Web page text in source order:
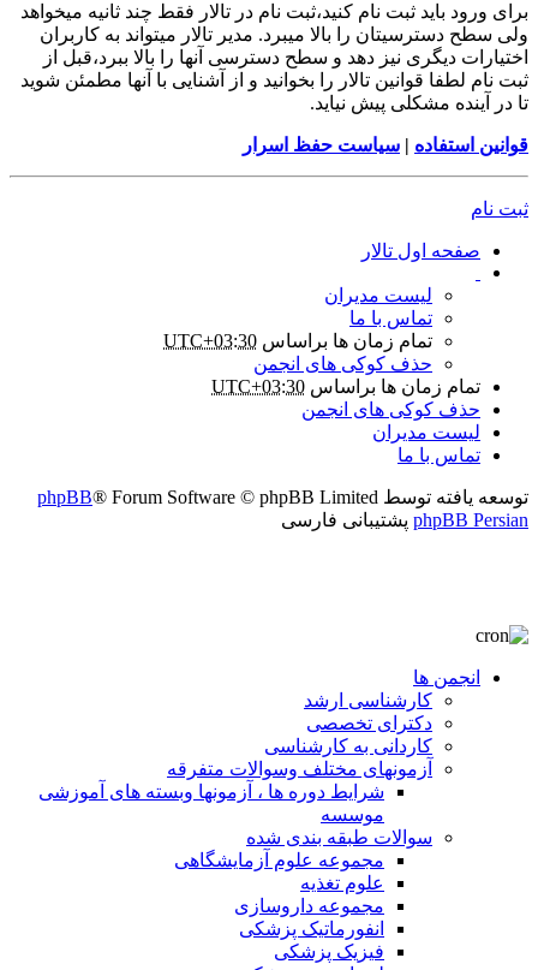
برای ورود باید ثبت نام کنید،ثبت نام در تالار فقط چند ثانیه میخواهد
ولی سطح دسترسیتان را بالا میبرد. مدیر تالار میتواند به کاربران
اختیارات دیگری نیز دهد و سطح دسترسی آنها را بالا ببرد،قبل از
ثبت نام لطفا قوانین تالار را بخوانید و از آشنایی با آنها مطمئن شوید
تا در آینده مشکلی پیش نیاید.
قوانین استفاده | سیاست حفظ اسرار
ثبت نام
صفحه اول تالار
لیست مدیران
تماس با ما
تمام زمان ها براساس UTC+03:30
حذف کوکی های انجمن
تمام زمان ها براساس UTC+03:30
حذف کوکی های انجمن
لیست مدیران
تماس با ما
توسعه یافته توسط phpBB® Forum Software © phpBB Limited
phpBB Persian پشتیبانی فارسی
انجمن ها
کارشناسی ارشد
دکترای تخصصی
کاردانی به کارشناسی
آزمونهای مختلف وسوالات متفرقه
شرایط دوره ها ، آزمونها وبسته های آموزشی
موسسه
سوالات طبقه بندی شده
مجموعه علوم آزمایشگاهی
علوم تغذیه
مجموعه داروسازی
انفورماتیک پزشکی
فیزیک پزشکی